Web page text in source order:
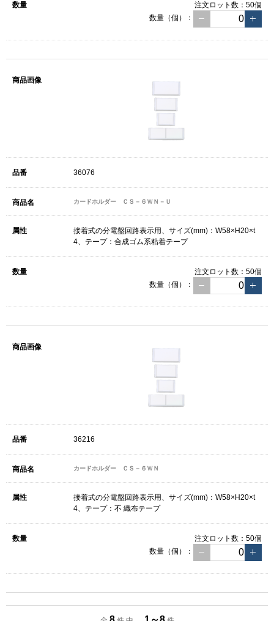
注文ロット数： 50個
数量（個）：
36076
カードホルダー ＣＳ－６ＷＮ－Ｕ
接着式の分電盤回路表示用、サイズ(mm)：W58×H20×t
4、テープ：合成ゴム系粘着テープ
注文ロット数： 50個
数量（個）：
36216
カードホルダー ＣＳ－６ＷＮ
接着式の分電盤回路表示用、サイズ(mm)：W58×H20×t
4、テープ：不 織布テープ
注文ロット数： 50個
数量（個）：